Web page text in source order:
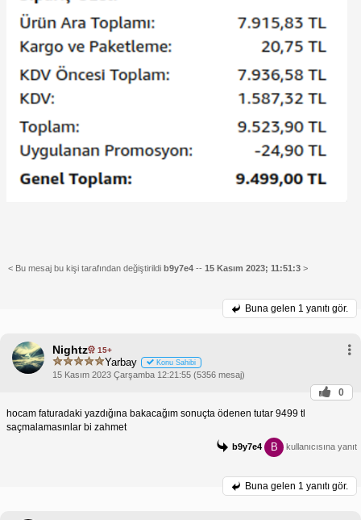
< Bu mesaj bu kişi tarafından değiştirildi b9y7e4 -- 15 Kasım 2023; 11:51:3 >
Buna gelen 1 yanıtı gör.
Nightz 15+
Yarbay Konu Sahibi
15 Kasım 2023 Çarşamba 12:21:55 (5356 mesaj)
0
hocam faturadaki yazdığına bakacağım sonuçta ödenen tutar 9499 tl
saçmalamasınlar bi zahmet
b9y7e4 B kullanıcısına yanıt
Buna gelen 1 yanıtı gör.